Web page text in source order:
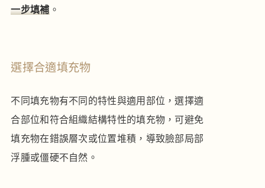
一步填補。
選擇合適填充物
不同填充物有不同的特性與適用部位，選擇適
合部位和符合組織結構特性的填充物，可避免
填充物在錯誤層次或位置堆積，導致臉部局部
浮腫或僵硬不自然。